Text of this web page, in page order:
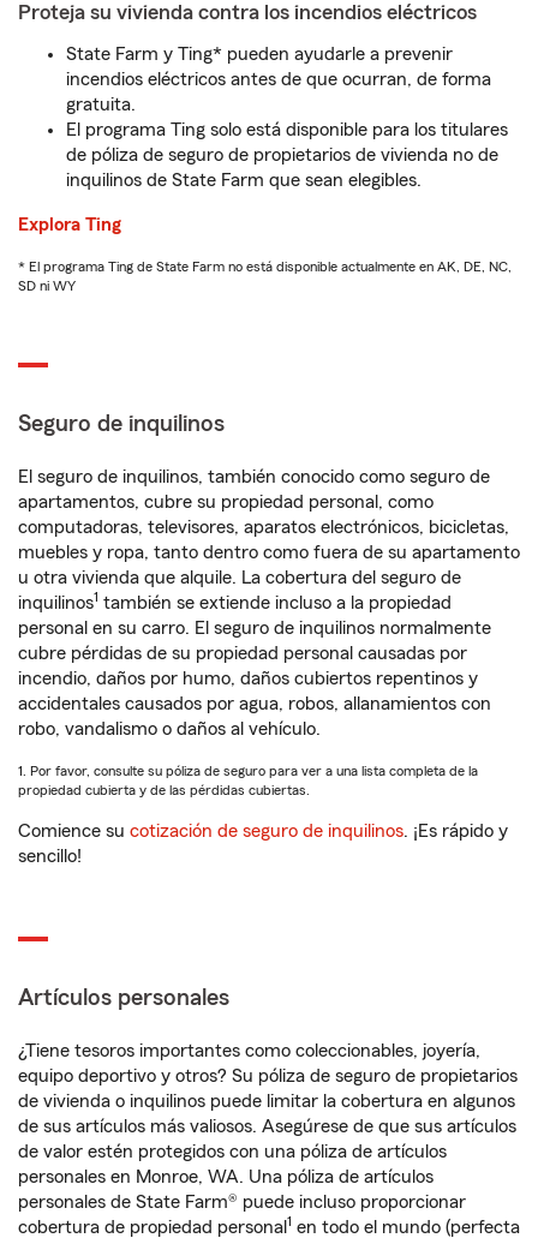
Proteja su vivienda contra los incendios eléctricos
State Farm y Ting* pueden ayudarle a prevenir
incendios eléctricos antes de que ocurran, de forma
gratuita.
El programa Ting solo está disponible para los titulares
de póliza de seguro de propietarios de vivienda no de
inquilinos de State Farm que sean elegibles.
Explora Ting
* El programa Ting de State Farm no está disponible actualmente en AK, DE, NC,
SD ni WY
Seguro de inquilinos
El seguro de inquilinos, también conocido como seguro de
apartamentos, cubre su propiedad personal, como
computadoras, televisores, aparatos electrónicos, bicicletas,
muebles y ropa, tanto dentro como fuera de su apartamento
u otra vivienda que alquile. La cobertura del seguro de
inquilinos1 también se extiende incluso a la propiedad
personal en su carro. El seguro de inquilinos normalmente
cubre pérdidas de su propiedad personal causadas por
incendio, daños por humo, daños cubiertos repentinos y
accidentales causados por agua, robos, allanamientos con
robo, vandalismo o daños al vehículo.
1. Por favor, consulte su póliza de seguro para ver a una lista completa de la
propiedad cubierta y de las pérdidas cubiertas.
Comience su cotización de seguro de inquilinos. ¡Es rápido y
sencillo!
Artículos personales
¿Tiene tesoros importantes como coleccionables, joyería,
equipo deportivo y otros? Su póliza de seguro de propietarios
de vivienda o inquilinos puede limitar la cobertura en algunos
de sus artículos más valiosos. Asegúrese de que sus artículos
de valor estén protegidos con una póliza de artículos
personales en Monroe, WA. Una póliza de artículos
personales de State Farm® puede incluso proporcionar
cobertura de propiedad personal 1 en todo el mundo (perfecta